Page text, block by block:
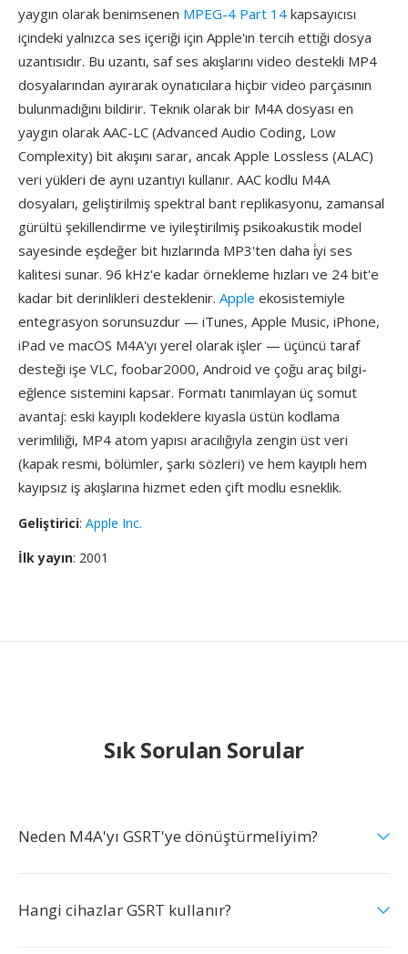
yaygın olarak benimsenen MPEG-4 Part 14 kapsayıcısı
içindeki yalnızca ses içeriği için Apple'ın tercih ettiği dosya
uzantısıdır. Bu uzantı, saf ses akışlarını video destekli MP4
dosyalarından ayırarak oynatıcılara hiçbir video parçasının
bulunmadığını bildirir. Teknik olarak bir M4A dosyası en
yaygın olarak AAC-LC (Advanced Audio Coding, Low
Complexity) bit akışını sarar, ancak Apple Lossless (ALAC)
veri yükleri de aynı uzantıyı kullanır. AAC kodlu M4A
dosyaları, geliştirilmiş spektral bant replikasyonu, zamansal
gürültü şekillendirme ve iyileştirilmiş psikoakustik model
sayesinde eşdeğer bit hızlarında MP3'ten daha i̇yi ses
kalitesi sunar. 96 kHz'e kadar örnekleme hızları ve 24 bit'e
kadar bit derinlikleri desteklenir. Apple ekosistemiyle
entegrasyon sorunsuzdur — iTunes, Apple Music, iPhone,
iPad ve macOS M4A'yı yerel olarak işler — üçüncü taraf
desteği işe VLC, foobar2000, Android ve çoğu araç bilgi-
eğlence sistemini kapsar. Formatı tanımlayan üç somut
avantaj: eski kayıplı kodeklere kıyasla üstün kodlama
verimliliği, MP4 atom yapısı aracılığıyla zengin üst veri
(kapak resmi, bölümler, şarkı sözleri) ve hem kayıplı hem
kayıpsız iş akışlarına hizmet eden çift modlu esneklik.
Geliştirici: Apple Inc.
İlk yayın: 2001
Sık Sorulan Sorular
Neden M4A'yı GSRT'ye dönüştürmeliyim?
Hangi cihazlar GSRT kullanır?